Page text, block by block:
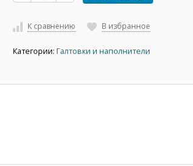
К сравнению В избранное
Категории: Галтовки и наполнители